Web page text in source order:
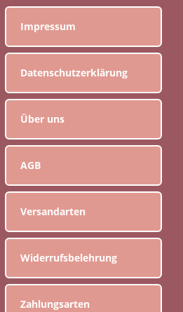
Impressum
Datenschutzerklärung
Über uns
AGB
Versandarten
Widerrufsbelehrung
Zahlungsarten